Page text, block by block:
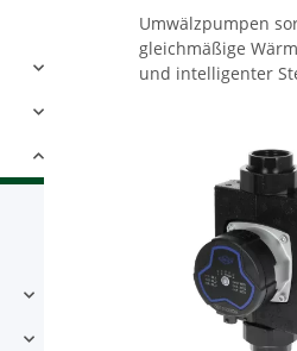
Umwälzpumpen
gleichmäßige
und intelligenter